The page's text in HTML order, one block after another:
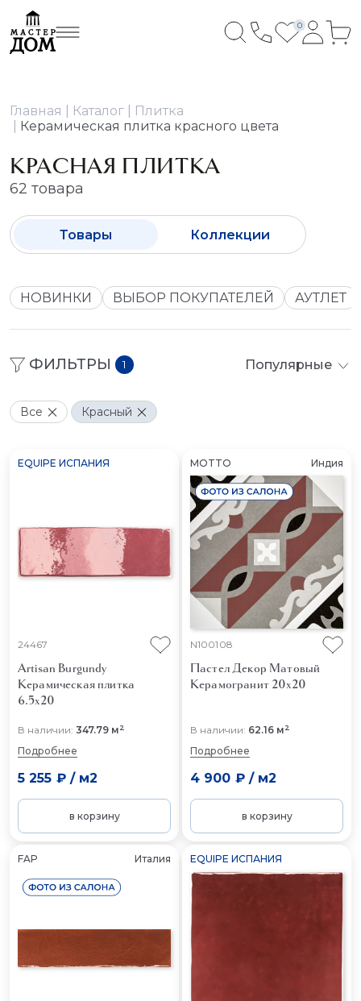
0
Главная Каталог
Плитка
Керамическая плитка красного цвета
КРАСНАЯ ПЛИТКА
62 товара
Товары Коллекции
НОВИНКИ ВЫБОР ПОКУПАТЕЛЕЙ АУТЛЕТ
ФИЛЬТРЫ 1 Популярные
Все Красный
EQUIPE ИСПАНИЯ
24467
Artisan Burgundy
Керамическая плитка
6.5x20
В наличии: 347.79 м2
Подробнее
5 255 ₽/ м2
в корзину
MOTTO Индия
N100108
Пастел Декор Матовый
Керамогранит 20x20
В наличии: 62.16 м2
Подробнее
4 900 ₽/ м2
в корзину
FAP Италия EQUIPE ИСПАНИЯ